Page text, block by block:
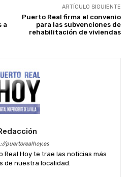
a
ARTÍCULO SIGUIENTE
Puerto Real firma el convenio
para las subvenciones de
rehabilitación de viviendas
puertorealhoy.es
Real Hoy te trae las noticias más
de nuestra localidad.